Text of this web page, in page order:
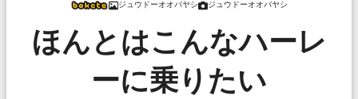
ジュウドーオオバヤシ ジュウドーオオバヤシ
ほんとはこんなハーレ
ーに乗りたい